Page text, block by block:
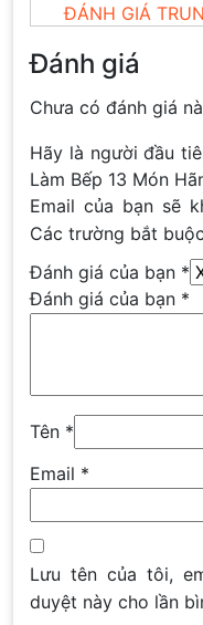
ĐÁNH GIÁ
Đánh giá
Chưa có đánh giá
Hãy là người đầu
Làm Bếp 13 Món
Email của bạn sẽ
Các trường bắt
Đánh giá của bạn *
Đánh giá của bạn *
Tên *
Email *
Lưu tên của tôi,
duyệt này cho lần